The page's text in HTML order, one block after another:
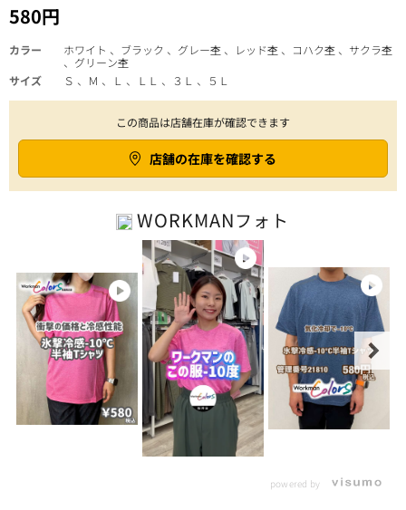
580円
カラー
ホワイト 、ブラック 、グレー杢 、レッド杢 、コハク杢 、サクラ杢
、グリーン杢
サイズ
Ｓ 、Ｍ 、Ｌ 、ＬＬ 、３Ｌ 、５Ｌ
この商品は店舗在庫が確認できます
店舗の在庫を確認する
WORKMANフォト
powered by